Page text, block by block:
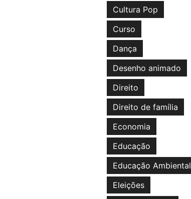
Cultura Pop
Curso
Dança
Desenho animado
Direito
Direito de família
Economia
Educação
Educação Ambiental
Eleições